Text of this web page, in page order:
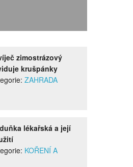
zimostrázový
krušpánky
ZAHRADA
lékařská a její
KOŘENÍ A